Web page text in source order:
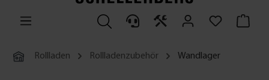
Rollladen Rollladenzubehör Wandlager